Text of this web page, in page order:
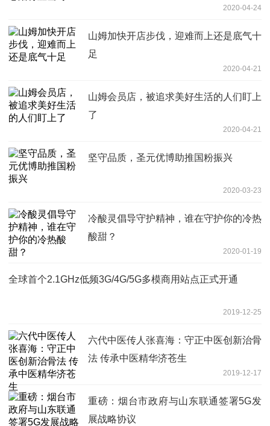
2020-04-24
山姆加快开店步伐，迎难而上还是底气十
足
2020-04-21
山姆会员店，被追求美好生活的人们盯上
了
2020-04-21
坚守品质，圣元优博助推国粉振兴
2020-03-23
冷酸灵倡导守护精神，谁在守护你的冷热
酸甜？
2020-01-19
全球首个2.1GHz低频3G/4G/5G多模商用站点正式开通
2019-12-25
六代中医传人张喜海：守正中医创新治骨
法 传承中医精华济苍生
2019-12-17
重磅：烟台市政府与山东联通签署5G发
展战略协议